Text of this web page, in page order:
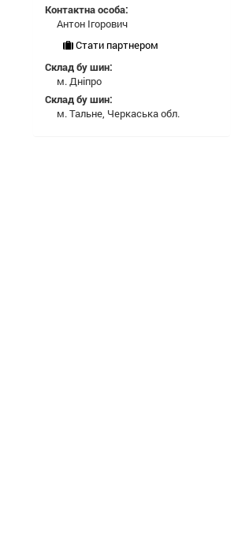
Контактна особа:
Антон Ігорович
Стати партнером
Склад бу шин:
м. Дніпро
Склад бу шин:
м. Тальне, Черкаська обл.